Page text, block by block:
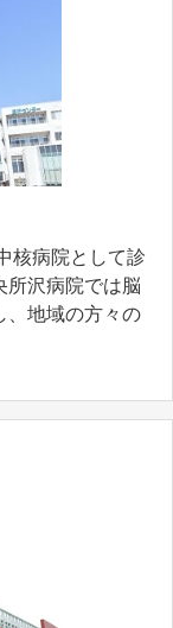
核病院として診
所沢病院では脳
、地域の方々の